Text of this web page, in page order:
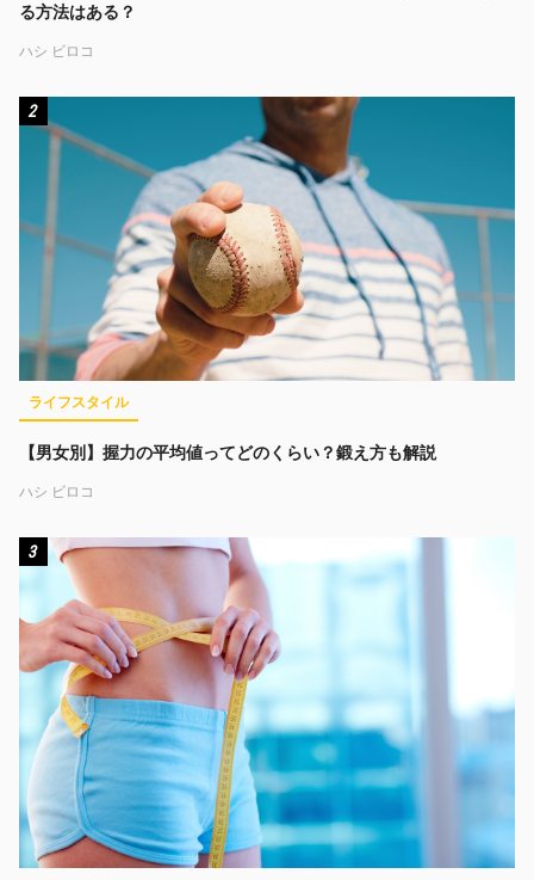
る方法はある？
ハシ ビロコ
2
ライフスタイル
【男女別】握力の平均値ってどのくらい？鍛え方も解説
ハシ ビロコ
3